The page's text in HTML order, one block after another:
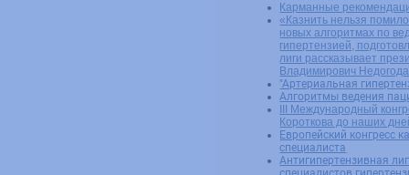
Карманные
«Казнить нельзя
новых алгоритмах по
гипертензией,
лиги рассказывает
Владимирович Недогода
"Артериальная
Алгоритмы ведения
III Международный
Короткова до наших
Европейский конгресс
специалиста
Антигипертензивная